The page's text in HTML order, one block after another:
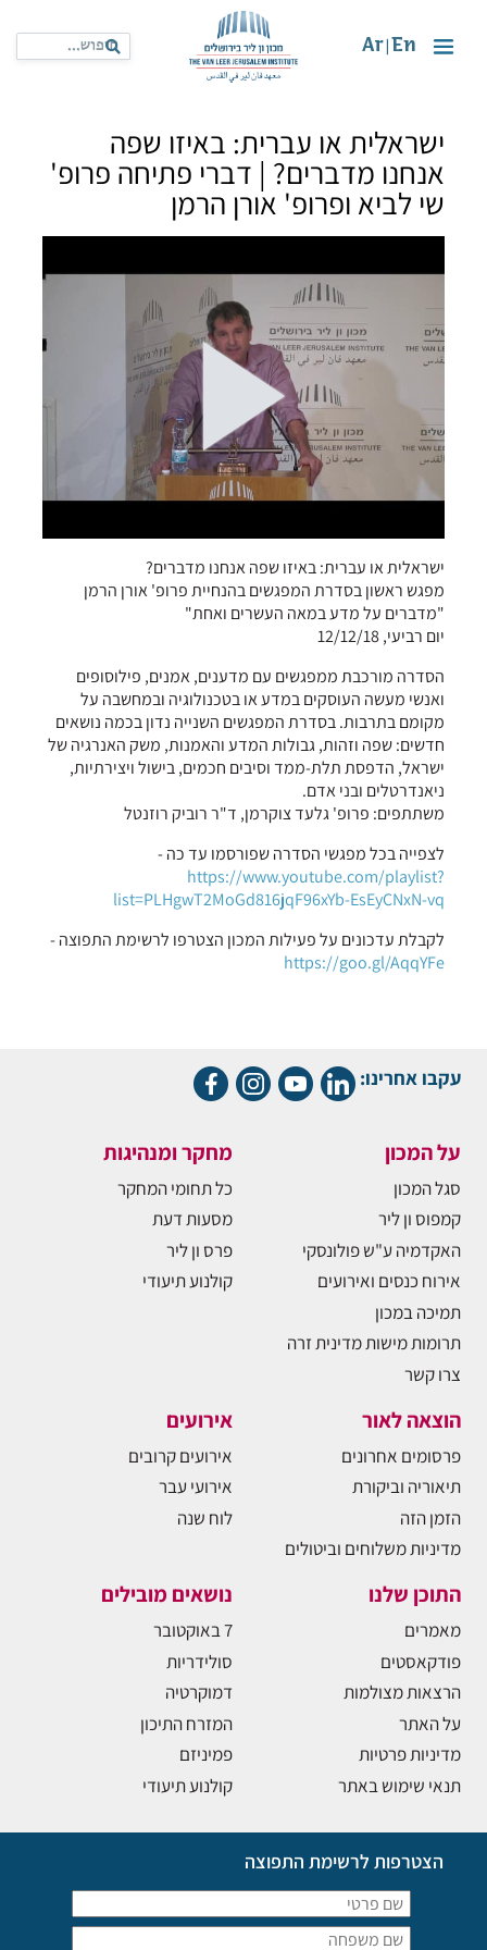
En
Ar
ישראלית או עברית: באיזו שפה
אנחנו מדברים? | דברי פתיחה פרופ'
שי לביא ופרופ' אורן הרמן
ישראלית או עברית: באיזו שפה אנחנו מדברים?
מפגש ראשון בסדרת המפגשים בהנחיית פרופ' אורן הרמן
"מדברים על מדע במאה העשרים ואחת"
יום רביעי, 12/12/18
הסדרה מורכבת ממפגשים עם מדענים, אמנים, פילוסופים
ואנשי מעשה העוסקים במדע או בטכנולוגיה ובמחשבה על
מקומם בתרבות. בסדרת המפגשים השנייה נדון בכמה נושאים
חדשים: שפה וזהות, גבולות המדע והאמנות, משק האנרגיה של
ישראל, הדפסת תלת-ממד וסיבים חכמים, בישול ויצירתיות,
ניאנדרטלים ובני אדם.
משתתפים: פרופ' גלעד צוקרמן, ד"ר רוביק רוזנטל
לצפייה בכל מפגשי הסדרה שפורסמו עד כה -
https://www.youtube.com/playlist?
list=PLHgwT2MoGd816jqF96xYb-EsEyCNxN-vq
לקבלת עדכונים על פעילות המכון הצטרפו לרשימת התפוצה -
https://goo.gl/AqqYFe
עקבו אחרינו:
על המכון
סגל המכון
קמפוס ון ליר
האקדמיה ע"ש פולונסקי
אירוח כנסים ואירועים
תמיכה במכון
תרומות מישות מדינית זרה
צרו קשר
מחקר ומנהיגות
כל תחומי המחקר
מסעות דעת
פרס ון ליר
קולנוע תיעודי
הוצאה לאור
פרסומים אחרונים
תיאוריה וביקורת
הזמן הזה
מדיניות משלוחים וביטולים
אירועים
אירועים קרובים
אירועי עבר
לוח שנה
התוכן שלנו
מאמרים
פודקאסטים
הרצאות מצולמות
על האתר
מדיניות פרטיות
תנאי שימוש באתר
נושאים מובילים
7 באוקטובר
סולידריות
דמוקרטיה
המזרח התיכון
פמיניזם
קולנוע תיעודי
הצטרפות לרשימת התפוצה